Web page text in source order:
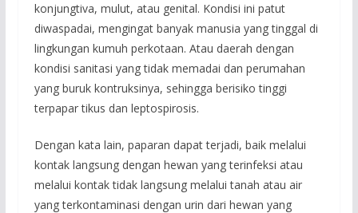
konjungtiva, mulut, atau genital. Kondisi ini patut
diwaspadai, mengingat banyak manusia yang tinggal di
lingkungan kumuh perkotaan. Atau daerah dengan
kondisi sanitasi yang tidak memadai dan perumahan
yang buruk kontruksinya, sehingga berisiko tinggi
terpapar tikus dan leptospirosis.
Dengan kata lain, paparan dapat terjadi, baik melalui
kontak langsung dengan hewan yang terinfeksi atau
melalui kontak tidak langsung melalui tanah atau air
yang terkontaminasi dengan urin dari hewan yang